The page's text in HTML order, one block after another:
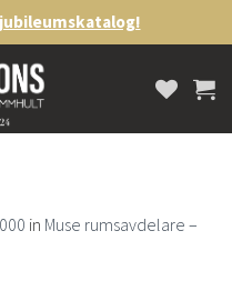
in Muse rumsavdelare –